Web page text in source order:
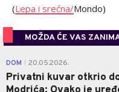
(Lepa i srećna/Mondo)
MOŽDA ĆE VAS
DOM 20.05.2026.
Privatni kuvar otkrio